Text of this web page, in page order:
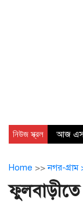
নিউজ স্ক্রল আজ
Home >>নগর-